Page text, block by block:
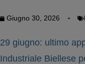
Giugno 30, 2026
29 giugno: ultimo
Industriale Biellese